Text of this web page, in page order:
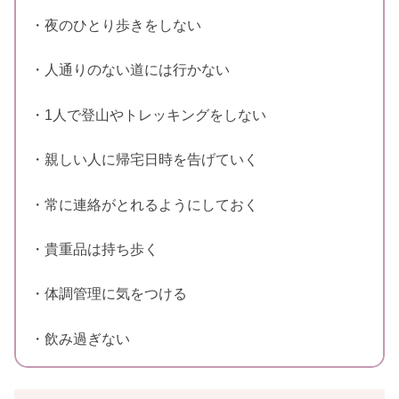
・夜のひとり歩きをしない
・人通りのない道には行かない
・1人で登山やトレッキングをしない
・親しい人に帰宅日時を告げていく
・常に連絡がとれるようにしておく
・貴重品は持ち歩く
・体調管理に気をつける
・飲み過ぎない